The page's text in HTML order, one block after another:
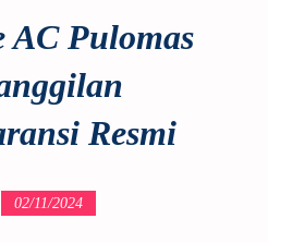
AC Pulomas
Resmi
02/11/2024